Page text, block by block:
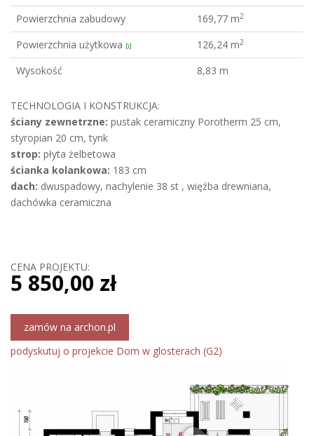
Powierzchnia zabudowy 169,77 m2
Powierzchnia użytkowa [i] 126,24 m2
Wysokość 8,83 m
TECHNOLOGIA I KONSTRUKCJA:
ściany zewnetrzne: pustak ceramiczny Porotherm 25 cm,
styropian 20 cm, tynk
strop: płyta żelbetowa
ścianka kolankowa: 183 cm
dach: dwuspadowy, nachylenie 38 st , więźba drewniana,
dachówka ceramiczna
CENA PROJEKTU:
5 850,00 zł
zamów na archon.pl
podyskutuj o projekcie Dom w glosterach (G2)